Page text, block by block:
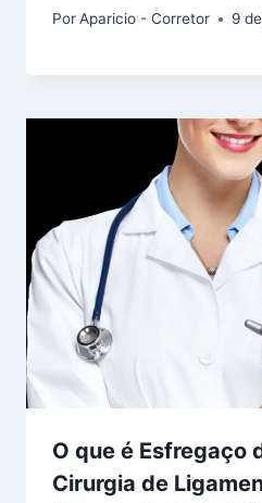
PorAparicio - Corretor 9
O que é Esfregaço
Cirurgia de